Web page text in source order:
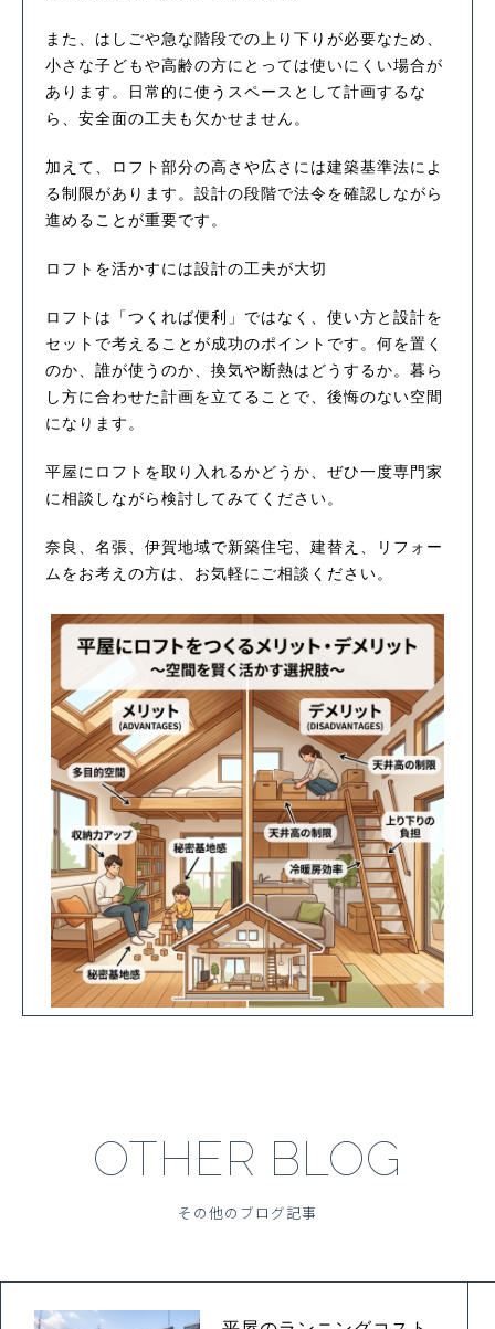
また、はしごや急な階段での上り下りが必要なため、
小さな子どもや高齢の方にとっては使いにくい場合が
あります。日常的に使うスペースとして計画するな
ら、安全面の工夫も欠かせません。
加えて、ロフト部分の高さや広さには建築基準法によ
る制限があります。設計の段階で法令を確認しながら
進めることが重要です。
ロフトを活かすには設計の工夫が大切
ロフトは「つくれば便利」ではなく、使い方と設計を
セットで考えることが成功のポイントです。何を置く
のか、誰が使うのか、換気や断熱はどうするか。暮ら
し方に合わせた計画を立てることで、後悔のない空間
になります。
平屋にロフトを取り入れるかどうか、ぜひ一度専門家
に相談しながら検討してみてください。
奈良、名張、伊賀地域で新築住宅、建替え、リフォー
ムをお考えの方は、お気軽にご相談ください。
OTHER BLOG
その他のブログ記事